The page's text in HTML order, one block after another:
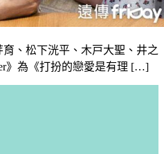
、松下洸平、木戸大聖、井之
》為《打扮的戀愛是有理 […]